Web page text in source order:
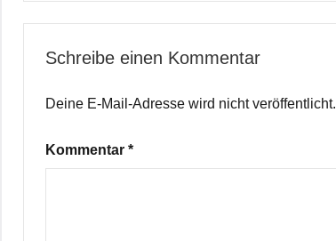
Schreibe einen Kommentar
Deine E-Mail-Adresse wird nicht veröffentlicht.
Kommentar *